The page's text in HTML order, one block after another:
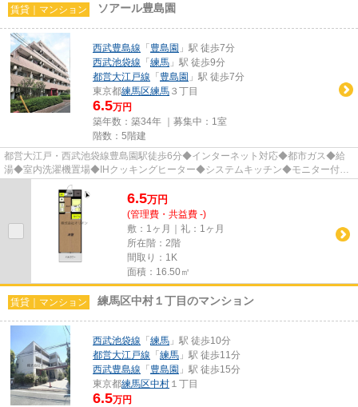
賃貸｜マンション ソアール豊島園
西武豊島線 「 豊島園 」駅 徒歩7分
西武池袋線 「 練馬 」駅 徒歩9分
都営大江戸線 「 豊島園 」駅 徒歩7分
東京都練馬区練馬 ３丁目
6.5万円
築年数：築34年 ｜募集中： 1室
階数：5階建
都営大江戸・西武池袋線豊島園駅徒歩6分◆インターネット対応◆都市ガス◆給
湯◆室内洗濯機置場◆IHクッキングヒーター◆システムキッチン◆モニター付オ
ートロック◆エアコン◆バルコニー◆エレ...
6.5万円
(管理費・共益費 -)
敷：1ヶ月｜礼：1ヶ月
所在階：2階
間取り：1K
面積：16.50㎡
賃貸｜マンション 練馬区中村１丁目のマンション
西武池袋線 「 練馬 」駅 徒歩10分
都営大江戸線 「 練馬 」駅 徒歩11分
西武豊島線 「 豊島園 」駅 徒歩15分
東京都練馬区中村 １丁目
6.5万円